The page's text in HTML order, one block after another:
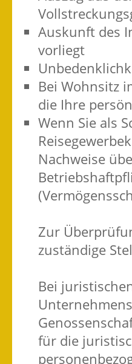
Auskunft des
vorliegt
Bei Wohnsitz
die Ihre
Wenn Sie als
Nachweise
Zur
zuständige
Bei
für die